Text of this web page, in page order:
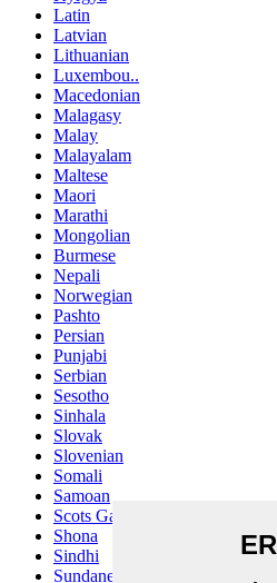
Latin
Latvian
Lithuanian
Luxembou..
Macedonian
Malagasy
Malay
Malayalam
Maltese
Maori
Marathi
Mongolian
Burmese
Nepali
Norwegian
Pashto
Persian
Punjabi
Serbian
Sesotho
Sinhala
Slovak
Slovenian
Somali
Samoan
Scots Gaelic
Shona
Sindhi
Sundanese